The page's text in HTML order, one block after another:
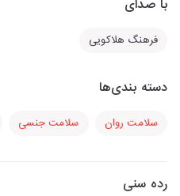
با صدای
فرهنگ هلاکویی
دسته بندی‌ها
سلامت روان سلامت جنسی
رده سنی